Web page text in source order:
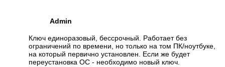
Admin
Ключ единоразовый, бессрочный. Работает без
ограничений по времени, но только на том ПК/ноутбуке,
на который первично установлен. Если же будет
переустановка ОС - необходимо новый ключ.